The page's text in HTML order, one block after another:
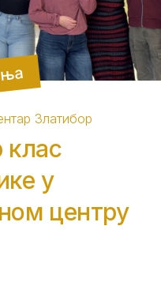
Златибор
клас
у
центру